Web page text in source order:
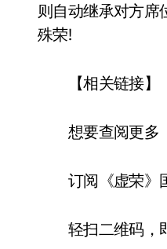
则自动继承对方席
殊荣!
【相关链接】
想要查阅更多《
订阅《虚荣》国
轻扫二维码，即